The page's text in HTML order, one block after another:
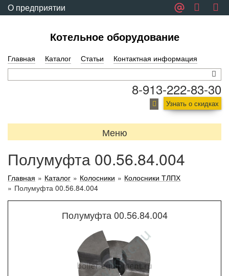
О предприятии
Котельное оборудование
Главная Каталог Статьи Контактная информация
8-913-222-83-30
Узнать о скидках
Меню
Полумуфта 00.56.84.004
Главная » Каталог » Колосники » Колосники ТЛПХ
» Полумуфта 00.56.84.004
Полумуфта 00.56.84.004